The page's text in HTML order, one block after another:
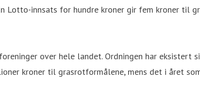
Lotto-innsats for hundre kroner gir fem kroner til
over hele landet. Ordningen har
kroner til grasrotformålene, mens det i året